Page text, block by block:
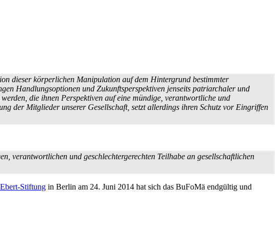
dieser körperlichen Manipulation auf dem Hintergrund bestimmter
Handlungs­optionen und Zukunfts­perspektiven jenseits patriarchaler und
die ihnen Perspektiven auf eine mündige, verantwortliche und
der Mitglieder unserer Gesellschaft, setzt allerdings ihren Schutz vor Eingriffen
verantwortlichen und geschlechter­gerechten Teilhabe an gesellschaftlichen
Stiftung in Berlin am 24. Juni 2014 hat sich das BuFoMä endgültig und